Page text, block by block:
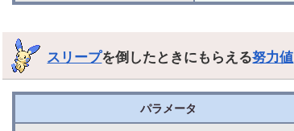
スリープを倒したときにもらえる努力値
パラメータ